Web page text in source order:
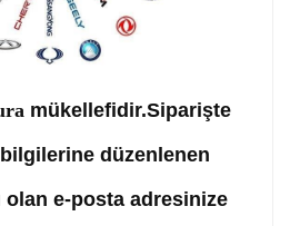
mükellefidir.Siparişte
düzenlenen
olan e-posta adresinize